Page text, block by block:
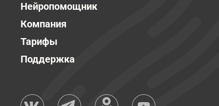
Нейропомощник
Компания
Тарифы
Поддержка